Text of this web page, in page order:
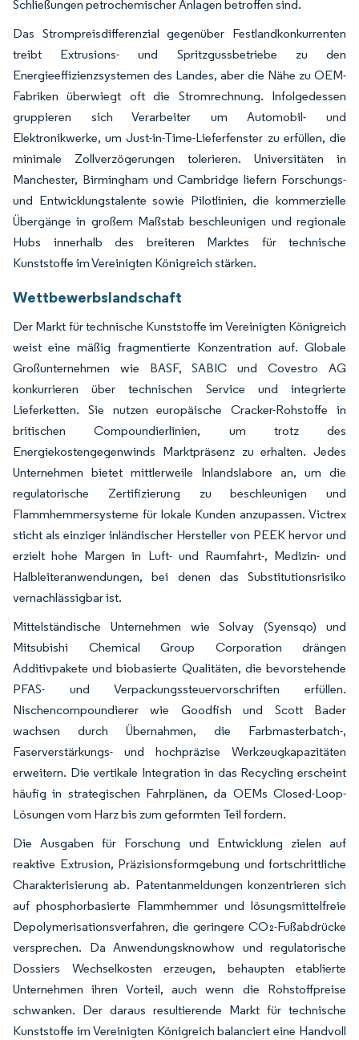
Schließungen petrochemischer Anlagen betroffen sind.
Das Strompreisdifferenzial gegenüber Festlandkonkurrenten
treibt Extrusions- und Spritzgussbetriebe zu den
Energieeffizienzsystemen des Landes, aber die Nähe zu OEM-
Fabriken überwiegt oft die Stromrechnung. Infolgedessen
gruppieren sich Verarbeiter um Automobil- und
Elektronikwerke, um Just-in-Time-Lieferfenster zu erfüllen, die
minimale Zollverzögerungen tolerieren. Universitäten in
Manchester, Birmingham und Cambridge liefern Forschungs-
und Entwicklungstalente sowie Pilotlinien, die kommerzielle
Übergänge in großem Maßstab beschleunigen und regionale
Hubs innerhalb des breiteren Marktes für technische
Kunststoffe im Vereinigten Königreich stärken.
Wettbewerbslandschaft
Der Markt für technische Kunststoffe im Vereinigten Königreich
weist eine mäßig fragmentierte Konzentration auf. Globale
Großunternehmen wie BASF, SABIC und Covestro AG
konkurrieren über technischen Service und integrierte
Lieferketten. Sie nutzen europäische Cracker-Rohstoffe in
britischen Compoundierlinien, um trotz des
Energiekostengegenwinds Marktpräsenz zu erhalten. Jedes
Unternehmen bietet mittlerweile Inlandslabore an, um die
regulatorische Zertifizierung zu beschleunigen und
Flammhemmersysteme für lokale Kunden anzupassen. Victrex
sticht als einziger inländischer Hersteller von PEEK hervor und
erzielt hohe Margen in Luft- und Raumfahrt-, Medizin- und
Halbleiteranwendungen, bei denen das Substitutionsrisiko
vernachlässigbar ist.
Mittelständische Unternehmen wie Solvay (Syensqo) und
Mitsubishi Chemical Group Corporation drängen
Additivpakete und biobasierte Qualitäten, die bevorstehende
PFAS- und Verpackungssteuervorschriften erfüllen.
Nischencompoundierer wie Goodfish und Scott Bader
wachsen durch Übernahmen, die Farbmasterbatch-,
Faserverstärkungs- und hochpräzise Werkzeugkapazitäten
erweitern. Die vertikale Integration in das Recycling erscheint
häufig in strategischen Fahrplänen, da OEMs Closed-Loop-
Lösungen vom Harz bis zum geformten Teil fordern.
Die Ausgaben für Forschung und Entwicklung zielen auf
reaktive Extrusion, Präzisionsformgebung und fortschrittliche
Charakterisierung ab. Patentanmeldungen konzentrieren sich
auf phosphorbasierte Flammhemmer und lösungsmittelfreie
Depolymerisationsverfahren, die geringere CO₂-Fußabdrücke
versprechen. Da Anwendungsknowhow und regulatorische
Dossiers Wechselkosten erzeugen, behaupten etablierte
Unternehmen ihren Vorteil, auch wenn die Rohstoffpreise
schwanken. Der daraus resultierende Markt für technische
Kunststoffe im Vereinigten Königreich balanciert eine Handvoll